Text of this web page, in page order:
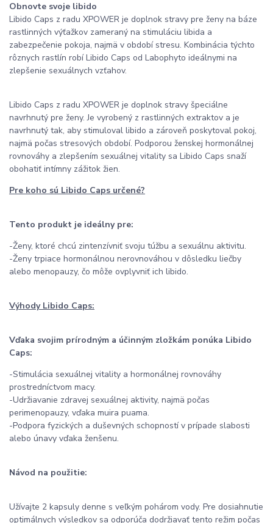
Obnovte svoje libido
Libido Caps z radu XPOWER je doplnok stravy pre ženy na báze
rastlinných výťažkov zameraný na stimuláciu libida a
zabezpečenie pokoja, najmä v období stresu. Kombinácia týchto
rôznych rastlín robí Libido Caps od Labophyto ideálnymi na
zlepšenie sexuálnych vzťahov.
Libido Caps z radu XPOWER je doplnok stravy špeciálne
navrhnutý pre ženy. Je vyrobený z rastlinných extraktov a je
navrhnutý tak, aby stimuloval libido a zároveň poskytoval pokoj,
najmä počas stresových období. Podporou ženskej hormonálnej
rovnováhy a zlepšením sexuálnej vitality sa Libido Caps snaží
obohatiť intímny zážitok žien.
Pre koho sú Libido Caps určené?
Tento produkt je ideálny pre:
-Ženy, ktoré chcú zintenzívniť svoju túžbu a sexuálnu aktivitu.
-Ženy trpiace hormonálnou nerovnováhou v dôsledku liečby
alebo menopauzy, čo môže ovplyvniť ich libido.
Výhody Libido Caps:
Vďaka svojim prírodným a účinným zložkám ponúka Libido
Caps:
-Stimulácia sexuálnej vitality a hormonálnej rovnováhy
prostredníctvom macy.
-Udržiavanie zdravej sexuálnej aktivity, najmä počas
perimenopauzy, vďaka muira puama.
-Podpora fyzických a duševných schopností v prípade slabosti
alebo únavy vďaka ženšenu.
Návod na použitie:
Užívajte 2 kapsuly denne s veľkým pohárom vody. Pre dosiahnutie
optimálnych výsledkov sa odporúča dodržiavať tento režim počas